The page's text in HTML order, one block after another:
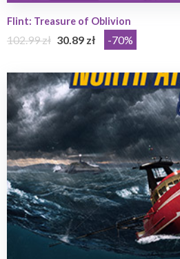
Flint: Treasure of Oblivion
102.99 zł 30.89 zł -70%